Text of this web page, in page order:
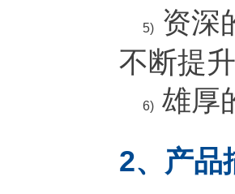
5)
资深
不断提
6)
雄厚
2、产品